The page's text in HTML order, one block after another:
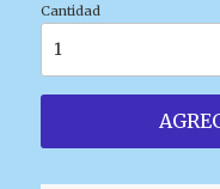
Cantidad